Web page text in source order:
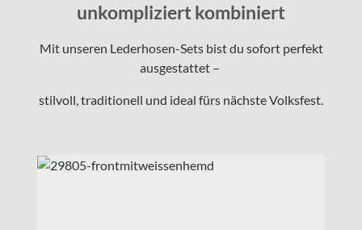
unkompliziert kombiniert
Mit unseren Lederhosen-Sets bist du sofort perfekt
ausgestattet –
stilvoll, traditionell und ideal fürs nächste Volksfest.
Produktgalerie überspringen